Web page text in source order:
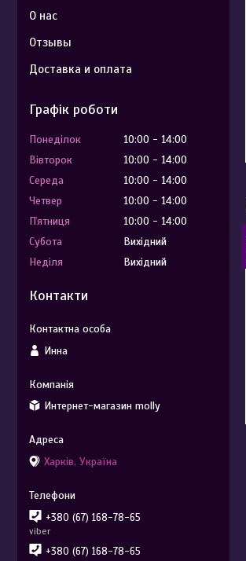
О нас
Отзывы
Доставка и оплата
Графік роботи
Понеділок 10:00
14:00
Вівторок
10:00
14:00
Середа
10:00
14:00
Четвер
10:00
14:00
Пʼятниця
10:00
14:00
Субота
Вихідний
Неділя
Вихідний
Контакти
Инна
Интернет-магазин molly
Харків, Україна
+380 (67) 168-78-65
viber
+380 (67) 168-78-65